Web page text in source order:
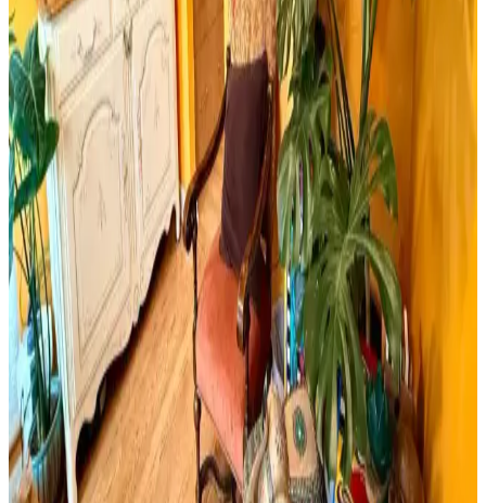
Milwaukee Alüminyum Şerit Metre 8mt 25mm
Dayanıklı ve Hassas Profesyonel Ölçüm Aracı
Milwaukee Alüminyum Şerit Metre 8 metre uzunluğu ve 25mm
genişliğiyle, dayanıklı yapısı ve yüksek hassasiyetiyle inşaat ve yapı
sektöründe güvenilir ölçüm sağlar.
Yıpranmış Banyolarda Renk Uyumu ve Mekan
Kullanımı İçin Doğru Boya Seçimi
Yıpranmış banyolarda slate zemin ve vintage detaylarla uyumlu
boya seçimi, sakin tonlar ve vurgu renkleriyle mekanın estetik ve
fonksiyonel dengesini sağlar.
Cadence Mermer Efekti Gümüş: Dekorasyonda Yeni
Trend ve Bilgi Eksikliği
Cadence mermer efekti gümüş ifadesi dekorasyonda yeni bir trend
olarak öne çıkıyor ancak mevcut arama sonuçlarında somut bilgi
bulunmuyor. Mermer ve gümüş tonları dekorasyonda şıklık sağlar.
Viscotex Hard Serenity ve Lif Kılıflı Hava Kanallı
Visco Yastık Karşılaştırması